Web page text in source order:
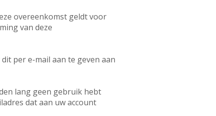
overeenkomst geldt voor
van deze
per e-mail aan te geven aan
lang geen gebruik hebt
dat aan uw account